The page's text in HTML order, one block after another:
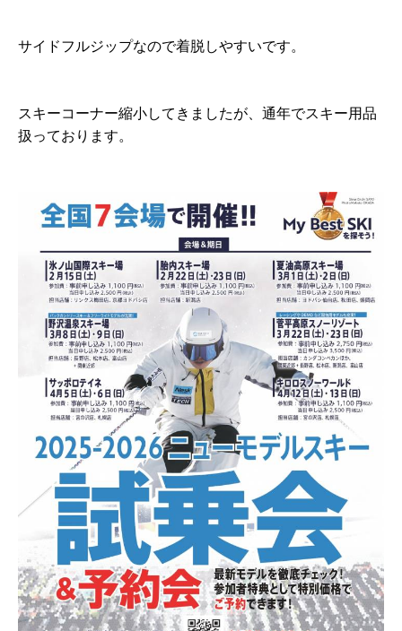
サイドフルジップなので着脱しやすいです。
スキーコーナー縮小してきましたが、通年でスキー用品
扱っております。